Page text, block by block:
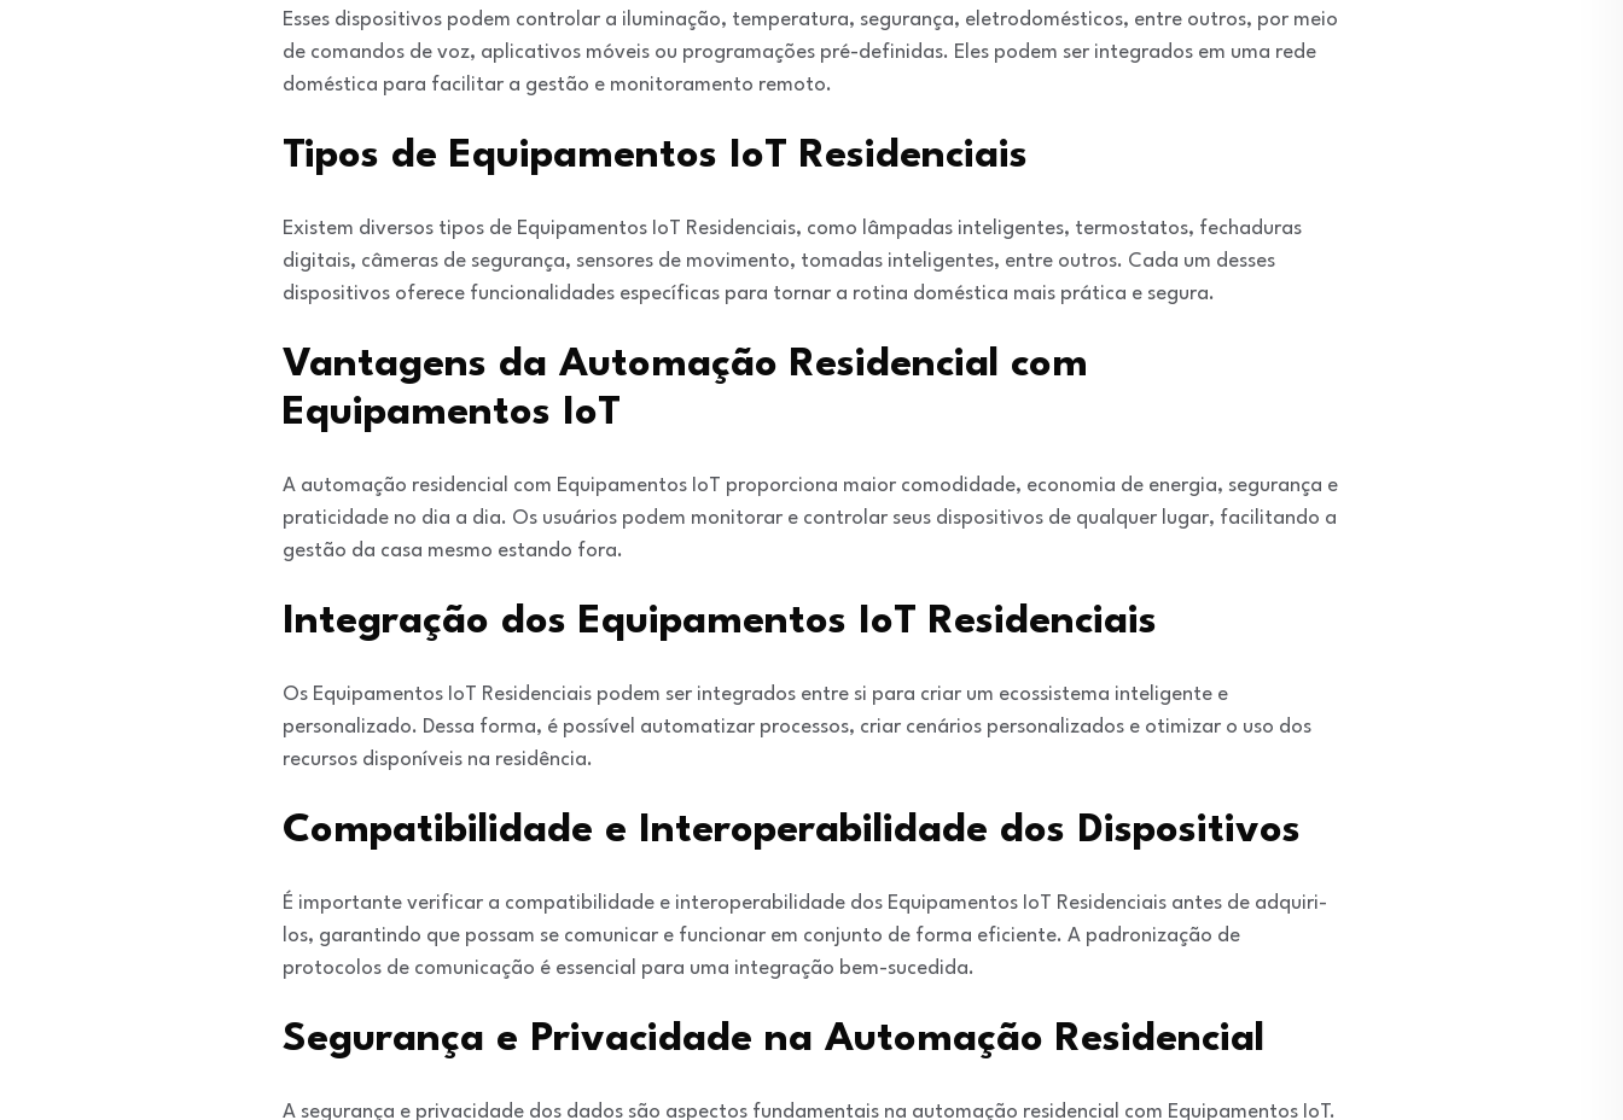
Esses dispositivos podem controlar a iluminação, temperatura, segurança, eletrodomésticos, entre outros, por meio
de comandos de voz, aplicativos móveis ou programações pré-definidas. Eles podem ser integrados em uma rede
doméstica para facilitar a gestão e monitoramento remoto.
Tipos de Equipamentos IoT Residenciais
Existem diversos tipos de Equipamentos IoT Residenciais, como lâmpadas inteligentes, termostatos, fechaduras
digitais, câmeras de segurança, sensores de movimento, tomadas inteligentes, entre outros. Cada um desses
dispositivos oferece funcionalidades específicas para tornar a rotina doméstica mais prática e segura.
Vantagens da Automação Residencial com
Equipamentos IoT
A automação residencial com Equipamentos IoT proporciona maior comodidade, economia de energia, segurança e
praticidade no dia a dia. Os usuários podem monitorar e controlar seus dispositivos de qualquer lugar, facilitando a
gestão da casa mesmo estando fora.
Integração dos Equipamentos IoT Residenciais
Os Equipamentos IoT Residenciais podem ser integrados entre si para criar um ecossistema inteligente e
personalizado. Dessa forma, é possível automatizar processos, criar cenários personalizados e otimizar o uso dos
recursos disponíveis na residência.
Compatibilidade e Interoperabilidade dos Dispositivos
É importante verificar a compatibilidade e interoperabilidade dos Equipamentos IoT Residenciais antes de adquiri-
los, garantindo que possam se comunicar e funcionar em conjunto de forma eficiente. A padronização de
protocolos de comunicação é essencial para uma integração bem-sucedida.
Segurança e Privacidade na Automação Residencial
A segurança e privacidade dos dados são aspectos fundamentais na automação residencial com Equipamentos IoT.